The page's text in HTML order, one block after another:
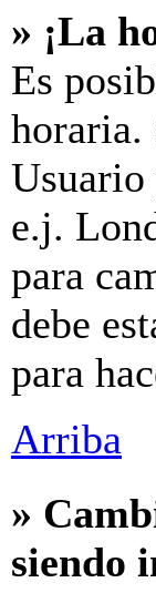
» ¡La
Es
horaria.
Usuario
e.j.
para
debe
para
Arriba
»
siendo